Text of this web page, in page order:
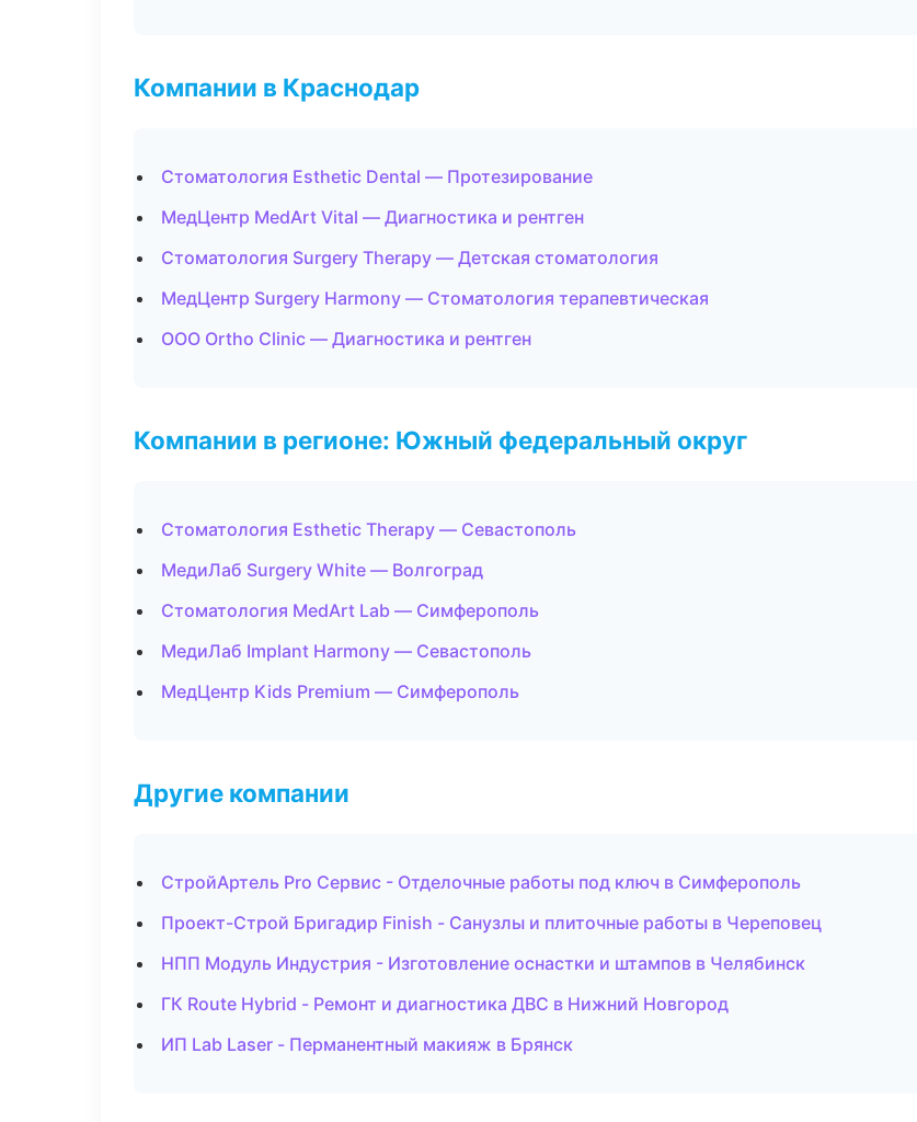
Компании в Краснодар
Стоматология Esthetic Dental — Протезирование
МедЦентр MedArt Vital — Диагностика и рентген
Стоматология Surgery Therapy — Детская стоматология
МедЦентр Surgery Harmony — Стоматология терапевтическая
ООО Ortho Clinic — Диагностика и рентген
Компании в регионе: Южный федеральный округ
Стоматология Esthetic Therapy — Севастополь
МедиЛаб Surgery White — Волгоград
Стоматология MedArt Lab — Симферополь
МедиЛаб Implant Harmony — Севастополь
МедЦентр Kids Premium — Симферополь
Другие компании
СтройАртель Pro Сервис - Отделочные работы под ключ в Симферополь
Проект-Строй Бригадир Finish - Санузлы и плиточные работы в Череповец
НПП Модуль Индустрия - Изготовление оснастки и штампов в Челябинск
ГК Route Hybrid - Ремонт и диагностика ДВС в Нижний Новгород
ИП Lab Laser - Перманентный макияж в Брянск